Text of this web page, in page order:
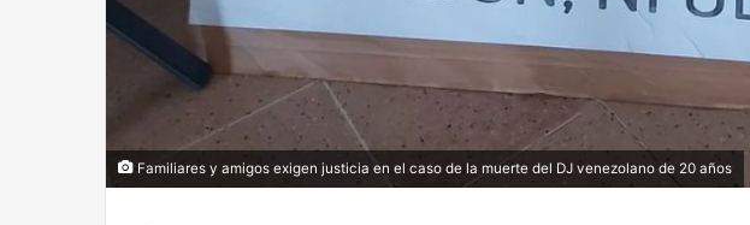
Familiares y amigos exigen justicia en el caso de la muerte del DJ venezolano de 20 años